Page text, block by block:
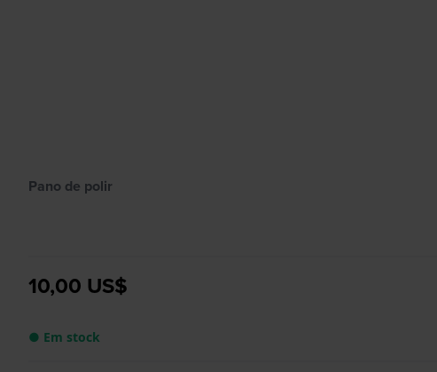
Pano de polir
10,00 US$
● Em stock